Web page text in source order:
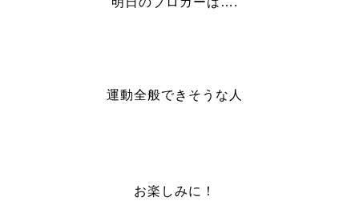
運動全般できそうな人
お楽しみに！